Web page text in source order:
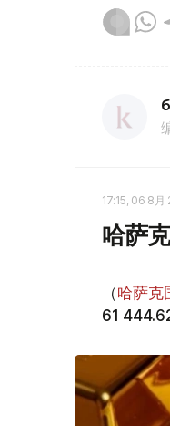
17:15, 06 8月
哈萨
（哈萨克
61